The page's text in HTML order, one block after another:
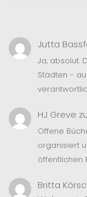
Jutta
Ja, absolut.
Städten -
HJ Greve zu
Offene
organisiert
öffentlichen
Britta